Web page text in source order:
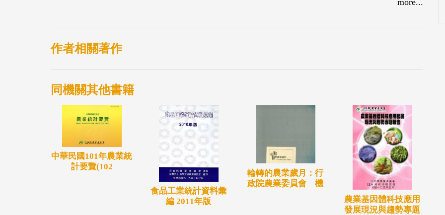
more...
作者相關著作
同機關其他書籍
中華民國101年農業統
計要覽(102
食品工業統計資料彙
編 2011年版
輪轉的農業歲月：行
政院農業委員會 機
農業基因體科技應用
發展現況與趨勢專題